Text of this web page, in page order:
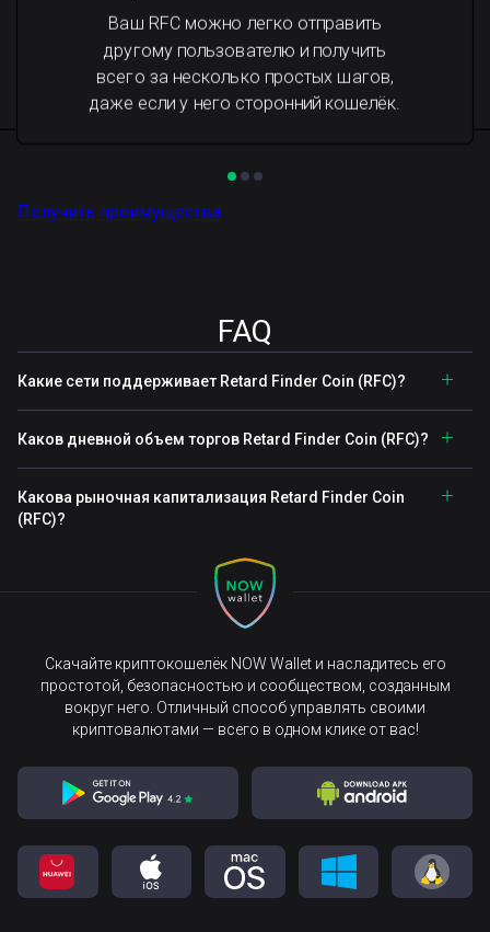
Ваш RFC можно легко отправить
другому пользователю и получить
всего за несколько простых шагов,
даже если у него сторонний кошелёк.
Получить преимущества
FAQ
Какие сети поддерживает Retard Finder Coin (RFC)?
Каков дневной объем торгов Retard Finder Coin (RFC)?
Какова рыночная капитализация Retard Finder Coin
(RFC)?
Скачайте криптокошелёк NOW Wallet и насладитесь его
простотой, безопасностью и сообществом, созданным
вокруг него. Отличный способ управлять своими
криптовалютами — всего в одном клике от вас!